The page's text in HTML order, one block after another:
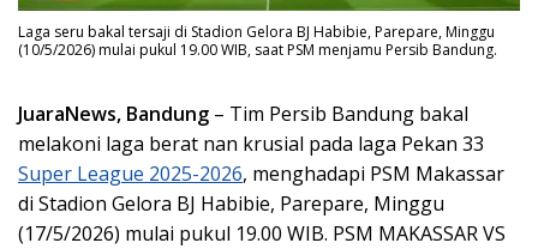
Laga seru bakal tersaji di Stadion Gelora BJ Habibie, Parepare, Minggu
(10/5/2026) mulai pukul 19.00 WIB, saat PSM menjamu Persib Bandung.
JuaraNews, Bandung – Tim Persib Bandung bakal
melakoni laga berat nan krusial pada laga Pekan 33
Super League 2025-2026, menghadapi PSM Makassar
di Stadion Gelora BJ Habibie, Parepare, Minggu
(17/5/2026) mulai pukul 19.00 WIB. PSM MAKASSAR VS